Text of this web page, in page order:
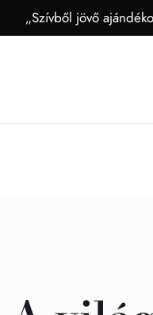
„Szívből jövő